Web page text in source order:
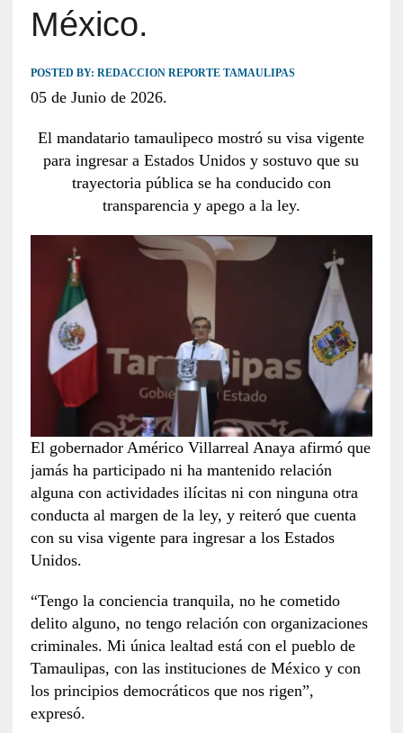
México.
POSTED BY: REDACCION REPORTE TAMAULIPAS
05 de Junio de 2026.
El mandatario tamaulipeco mostró su visa vigente
para ingresar a Estados Unidos y sostuvo que su
trayectoria pública se ha conducido con
transparencia y apego a la ley.
El gobernador Américo Villarreal Anaya afirmó que
jamás ha participado ni ha mantenido relación
alguna con actividades ilícitas ni con ninguna otra
conducta al margen de la ley, y reiteró que cuenta
con su visa vigente para ingresar a los Estados
Unidos.
“Tengo la conciencia tranquila, no he cometido
delito alguno, no tengo relación con organizaciones
criminales. Mi única lealtad está con el pueblo de
Tamaulipas, con las instituciones de México y con
los principios democráticos que nos rigen”,
expresó.